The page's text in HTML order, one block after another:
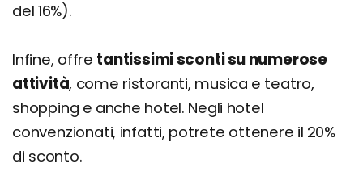
del 16%).
Infine, offre tantissimi sconti su numerose
attività, come ristoranti, musica e teatro,
shopping e anche hotel. Negli hotel
convenzionati, infatti, potrete ottenere il 20%
di sconto.